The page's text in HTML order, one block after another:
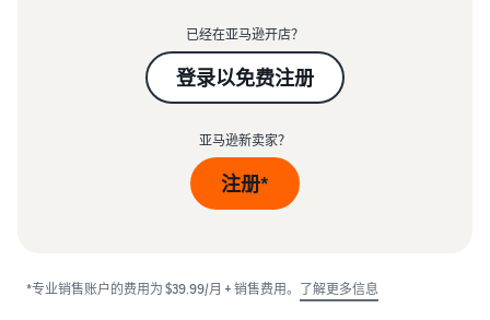
已经在亚马逊开店？
登录以免费注册
亚马逊新卖家？
注册*
*专业销售账户的费用为 $39.99/月 + 销售费用。 了解更多信息